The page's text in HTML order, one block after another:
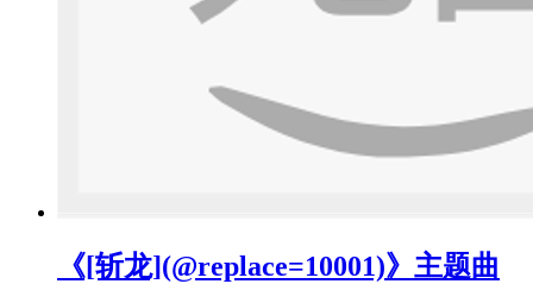
《[斩龙](@replace=10001)》主题曲